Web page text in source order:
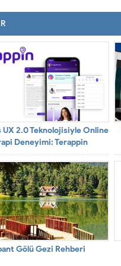
UX 2.0 Teknolojisiyle Online
Deneyimi: Terappin
Gölü Gezi Rehberi